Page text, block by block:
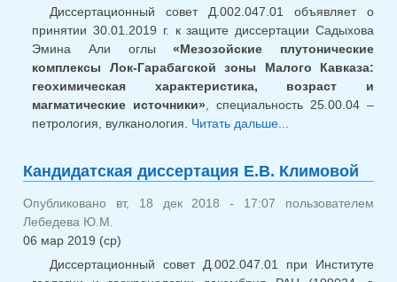
Диссертационный совет Д.002.047.01 объявляет о
принятии 30.01.2019 г. к защите диссертации Садыхова
Эмина Али оглы«Мезозойские плутонические
комплексы Лок-Гарабагской зоны Малого Кавказа:
геохимическая характеристика, возраст и
магматические источники» , специальность 25.00.04 –
петрология, вулканология. Читать дальше...
Э.А. Садыхова
Кандидатская диссертация Е.В. Климовой
Опубликовано вт, 18 дек 2018 - 17:07 пользователем
Лебедева Ю.М.
06 мар 2019 (ср)
Диссертационный совет Д.002.047.01 при Институте